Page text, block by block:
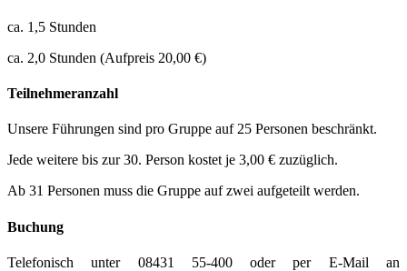
ca. 1,5 Stunden
ca. 2,0 Stunden (Aufpreis 20,00 €)
Teilnehmeranzahl
Unsere Führungen sind pro Gruppe auf 25 Personen beschränkt.
Jede weitere bis zur 30. Person kostet je 3,00 € zuzüglich.
Ab 31 Personen muss die Gruppe auf zwei aufgeteilt werden.
Buchung
Telefonisch unter 08431 55-400 oder per E-Mail an